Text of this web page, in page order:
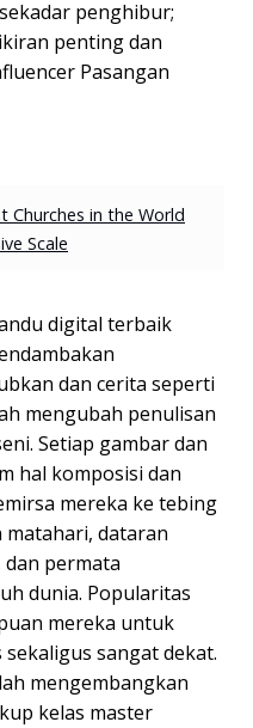
penghibur;
penting dan
Pasangan
Churches in the World
Scale
digital terbaik
dan cerita seperti
mengubah penulisan
Setiap gambar dan
hal komposisi dan
mereka ke tebing
dataran
permata
dunia. Popularitas
mereka untuk
sangat dekat.
mengembangkan
kelas master